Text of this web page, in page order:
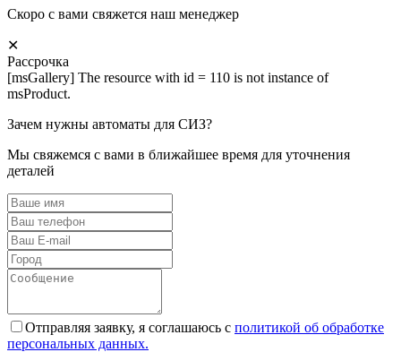
Скоро с вами свяжется наш менеджер
✕
Рассрочка
[msGallery] The resource with id = 110 is not instance of
msProduct.
Зачем нужны автоматы для СИЗ?
Мы свяжемся с вами в ближайшее время для уточнения
деталей
Отправляя заявку, я соглашаюсь с политикой об обработке
персональных данных.